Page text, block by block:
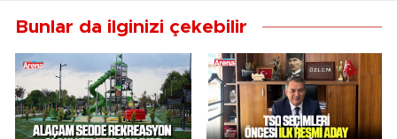
Bunlar da ilginizi çekebilir